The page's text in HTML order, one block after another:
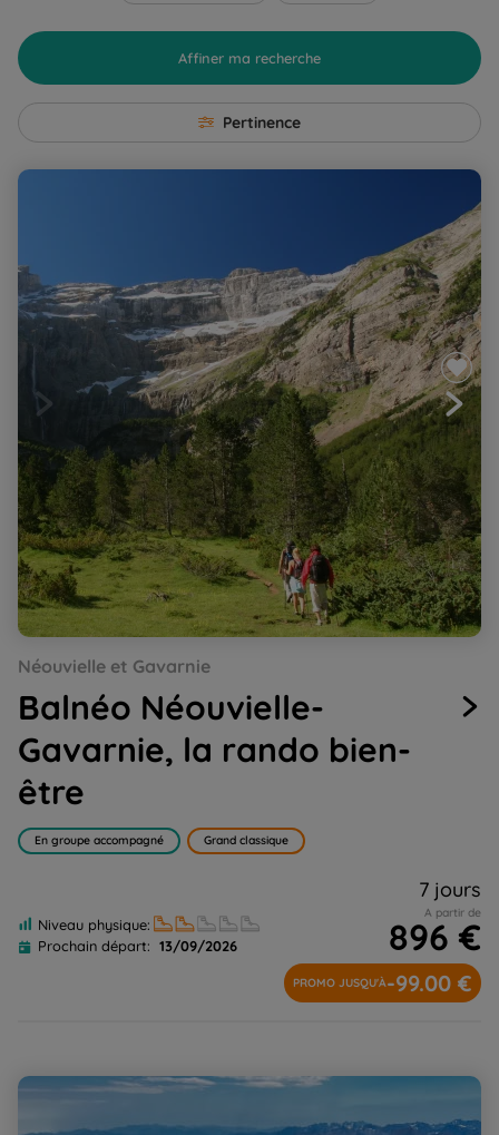
Affiner ma recherche
Pertinence
Balnéo Néouvielle-Gavarnie, la rando bien-être
to
1
to
2
to
3
to
4
to
5
to
6
to
7
to
8
Néouvielle et Gavarnie
Balnéo Néouvielle-
Gavarnie, la rando bien-
être
En groupe accompagné Grand classique
Niveau physique:
Prochain départ: 13/09/2026
7 jours
A partir de
896 €
PROMO JUSQU'À-99.00 €
Néouvielle, de lacs en sommets